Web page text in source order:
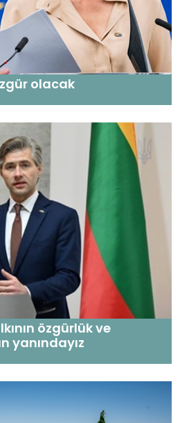
olacak
özgürlük ve
yanındayız